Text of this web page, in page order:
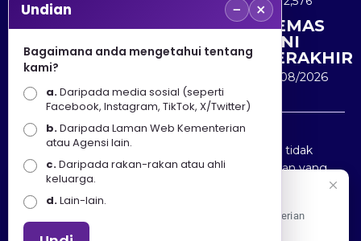
+603
8891
7100
Sektor Awam
KEMAS
KINI
TERAKHIR
10/08/2026
Penafian : Kerajaan Malaysia dan Kementerian
Pelancongan Seni dan Budaya (MOTAC) adalah tidak
bertanggungjawab atas kehilangan atau kerugian yang
disebabkan oleh penggunaan mana-mana maklumat
yang diperolehi dari portal ini.
Undian − ×
Bagaimana anda mengetahui tentang
kami?
a.Daripada media sosial (seperti
Facebook, Instagram, TikTok, X/Twitter)
b.Daripada Laman Web Kementerian
atau Agensi lain.
c.Daripada rakan-rakan atau ahli
keluarga.
d.Lain-lain.
Apa Khabar! Selamat datang ke Portal Rasmi Kementerian
Pelancongan, Seni dan Budaya